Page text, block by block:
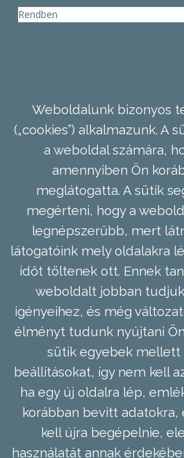
Rendben
Weboldalunk bizonyos
(„cookies”) alkalmazunk. A
a weboldal számára,
amennyiben Ön
meglátogatta. A sütik
megérteni, hogy a
legnépszerűbb, mert
látogatóink mely oldalakra
időt töltenek ott. Ennek
weboldalt jobban
igényeihez, és még
élményt tudunk nyújtani
sütik egyebek mellett
beállításokat, így nem kell
ha egy új oldalra lép,
korábban bevitt adatokra,
kell újra begépelnie,
használatát annak